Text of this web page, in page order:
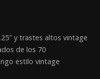
y trastes altos vintage
de los 70
estilo vintage